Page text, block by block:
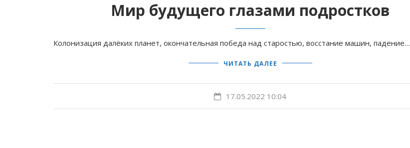
Мир будущего глазами подростков
Колонизация далёких планет, окончательная победа над старостью, восстание машин, падение…
ЧИТАТЬ ДАЛЕЕ
17.05.2022 10:04